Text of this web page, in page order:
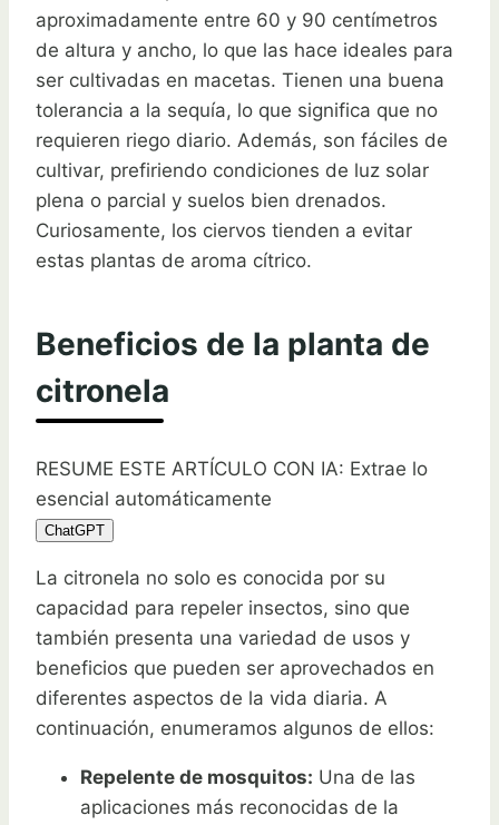
aproximadamente entre 60 y 90 centímetros
de altura y ancho, lo que las hace ideales para
ser cultivadas en macetas. Tienen una buena
tolerancia a la sequía, lo que significa que no
requieren riego diario. Además, son fáciles de
cultivar, prefiriendo condiciones de luz solar
plena o parcial y suelos bien drenados.
Curiosamente, los ciervos tienden a evitar
estas plantas de aroma cítrico.
Beneficios de la planta de
citronela
RESUME ESTE ARTÍCULO CON IA: Extrae lo
esencial automáticamente
ChatGPT
La citronela no solo es conocida por su
capacidad para repeler insectos, sino que
también presenta una variedad de usos y
beneficios que pueden ser aprovechados en
diferentes aspectos de la vida diaria. A
continuación, enumeramos algunos de ellos:
Repelente de mosquitos: Una de las
aplicaciones más reconocidas de la